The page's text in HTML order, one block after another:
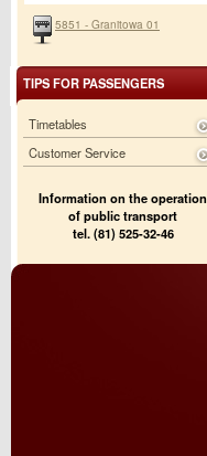
5851 - Granitowa 01
TIPS FOR PASSENGERS
Timetables
Customer Service
Information on the operation
of public transport
tel. (81) 525-32-46